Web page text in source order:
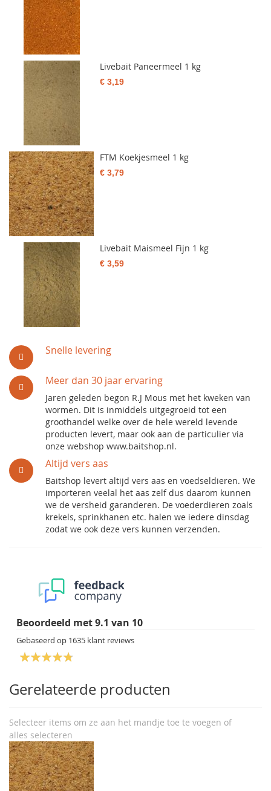
Snelle levering
Meer dan 30 jaar ervaring
Jaren geleden begon R.J Mous met het kweken van
wormen. Dit is inmiddels uitgegroeid tot een
groothandel welke over de hele wereld levende
producten levert, maar ook aan de particulier via
onze webshop www.baitshop.nl.
Altijd vers aas
Baitshop levert altijd vers aas en voedseldieren. We
importeren veelal het aas zelf dus daarom kunnen
we de versheid garanderen. De voederdieren zoals
krekels, sprinkhanen etc. halen we iedere dinsdag
zodat we ook deze vers kunnen verzenden.
Beoordeeld met9.1 van 10
Gebaseerd op 1635 klant reviews
Gerelateerde producten
Selecteer items om ze aan het mandje toe te voegen of
alles selecteren
Livebait Paneermeel 1 kg
€ 3,19
FTM Koekjesmeel 1 kg
€ 3,79
Livebait Maismeel Fijn 1 kg
€ 3,59